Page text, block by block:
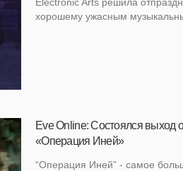
хорошему ужасным
Eve Online: Состоялся выход
«Операция Иней»
“Операция Иней” - самое